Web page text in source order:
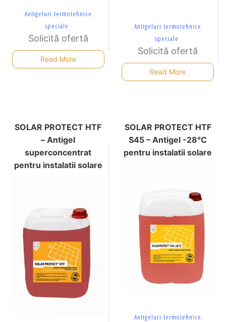
Antigeluri termotehnice
speciale
Solicită ofertă
Read More
Antigeluri termotehnice
speciale
Solicită ofertă
Read More
SOLAR PROTECT HTF
– Antigel
superconcentrat
pentru instalatii solare
SOLAR PROTECT HTF
S45 – Antigel -28°C
pentru instalatii solare
Antigeluri termotehnice